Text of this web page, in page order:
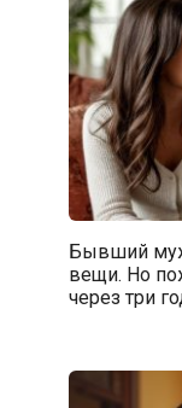
Бывший муж
вещи. Но
через три